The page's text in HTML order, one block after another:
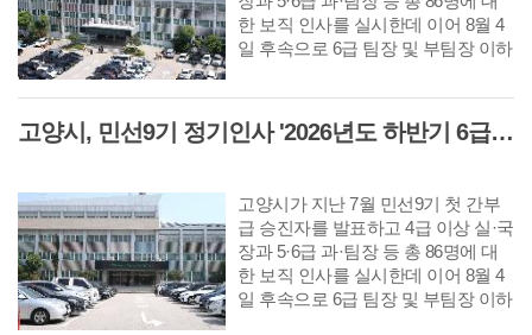
한 보직 인사를 실시한데 이어 8월 4
일 후속으로 6급 팀장 및 부팀장 이하
음은 8월 10일자 6급 팀장 인사발령
사항이다.
고양시, 민선9기 정기인사 '2026년도 하반기 6급 부팀장 이하 인사발령 사항'
고양시가 지난 7월 민선9기 첫 간부
급 승진자를 발표하고 4급 이상 실·국
장과 5·6급 과·팀장 등 총 86명에 대
한 보직 인사를 실시한데 이어 8월 4
일 후속으로 6급 팀장 및 부팀장 이하